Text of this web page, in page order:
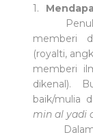
1.
memberi
(royalti,
memberi
dikenal).
baik/mulia
min al yadi
Dalam